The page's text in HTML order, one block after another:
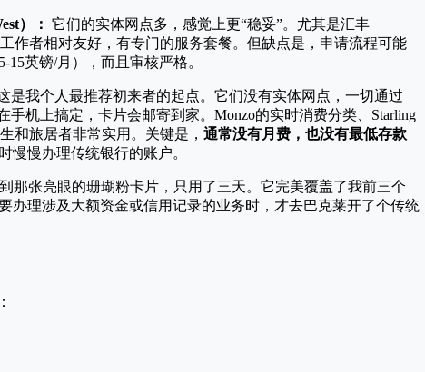
）： 它们的实体网点多，感觉上更“稳妥”。尤其是汇丰
作者相对友好，有专门的服务套餐。但缺点是，申请流程可能
英镑/月），而且审核严格。
是我个人最推荐初来者的起点。它们没有实体网点，一切通过
机上搞定，卡片会邮寄到家。Monzo的实时消费分类、Starling
和旅居者非常实用。关键是， 通常没有月费，也没有最低存款
慢慢办理传统银行的账户。
那张亮眼的珊瑚粉卡片，只用了三天。它完美覆盖了我前三个
办理涉及大额资金或信用记录的业务时，才去巴克莱开了个传统